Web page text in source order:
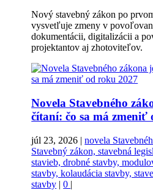
Nový stavebný zákon po
vysvetľuje zmeny v
dokumentácii, digitalizácii a
projektantov aj zhotoviteľov.
Novela Stavebného
čítaní: čo sa má zmeniť
júl 23, 2026 |novela
Stavebný zákon, stavebná
stavieb, drobné stavby,
stavby, kolaudácia stavby,
stavby |0 |